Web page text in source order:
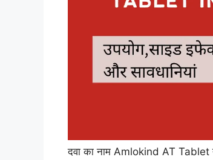
दवा का नाम Amlokind AT Tablet